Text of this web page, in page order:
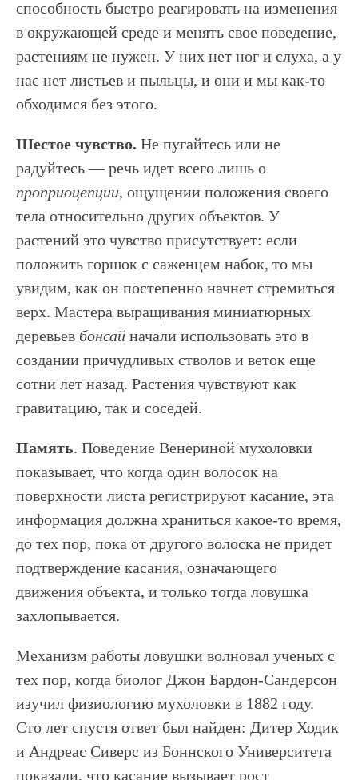
способность быстро реагировать на изменения
в окружающей среде и менять свое поведение,
растениям не нужен. У них нет ног и слуха, а у
нас нет листьев и пыльцы, и они и мы как-то
обходимся без этого.
Шестое чувство. Не пугайтесь или не
радуйтесь — речь идет всего лишь о
проприоцепции, ощущении положения своего
тела относительно других объектов. У
растений это чувство присутствует: если
положить горшок с саженцем набок, то мы
увидим, как он постепенно начнет стремиться
верх. Мастера выращивания миниатюрных
деревьев бонсай начали использовать это в
создании причудливых стволов и веток еще
сотни лет назад. Растения чувствуют как
гравитацию, так и соседей.
Память. Поведение Венериной мухоловки
показывает, что когда один волосок на
поверхности листа регистрируют касание, эта
информация должна храниться какое-то время,
до тех пор, пока от другого волоска не придет
подтверждение касания, означающего
движения объекта, и только тогда ловушка
захлопывается.
Механизм работы ловушки волновал ученых с
тех пор, когда биолог Джон Бардон-Сандерсон
изучил физиологию мухоловки в 1882 году.
Сто лет спустя ответ был найден: Дитер Ходик
и Андреас Сиверс из Боннского Университета
показали, что касание вызывает рост